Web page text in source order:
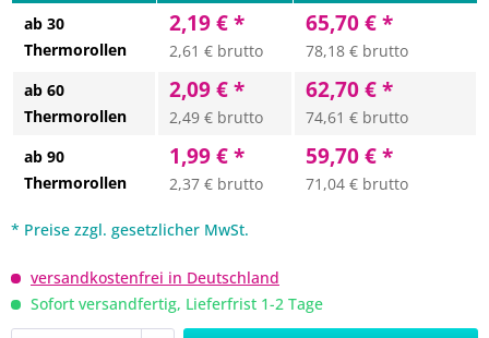
ab 30
Thermorollen
2,19 € *
2,61 € brutto
65,70 € *
78,18 € brutto
ab 60
Thermorollen
2,09 € *
2,49 € brutto
62,70 € *
74,61 € brutto
ab 90
Thermorollen
1,99 € *
2,37 € brutto
59,70 € *
71,04 € brutto
* Preise zzgl. gesetzlicher MwSt.
versandkostenfrei in Deutschland
Sofort versandfertig, Lieferfrist 1-2 Tage